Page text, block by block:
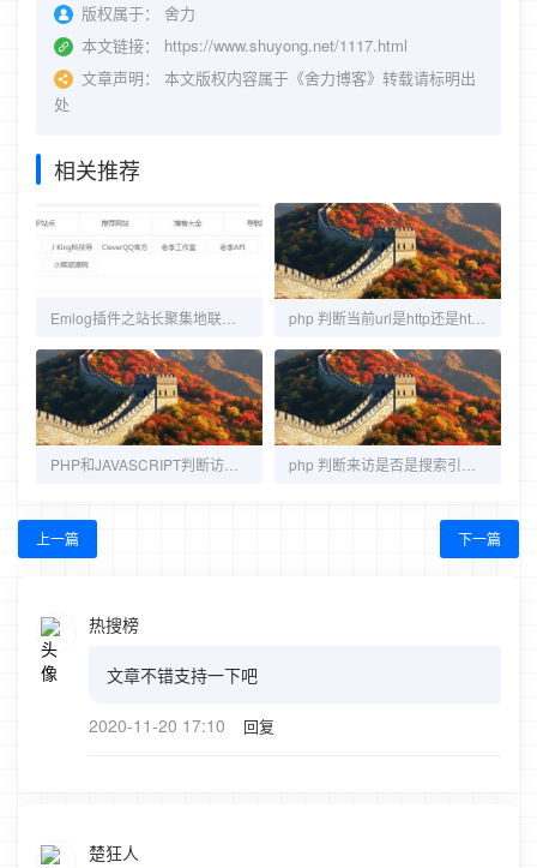
版权属于：
舍力
本文链接：
https://www.shuyong.net/1117.html
文章声明：
本文版权内容属于《舍力博客》转载请标明出
处
相关推荐
上一篇 下一篇
热搜榜
文章不错支持一下吧
2020-11-20 17:10 回复
楚狂人